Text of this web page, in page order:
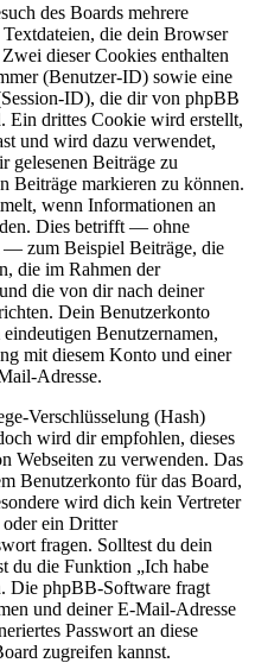
des Boards mehrere
die dein Browser
dieser Cookies enthalten
(Benutzer-ID) sowie eine
ID), die dir von phpBB
Ein drittes Cookie wird erstellt,
und wird dazu verwendet,
gelesenen Beiträge zu
Beiträge markieren zu können.
wenn Informationen an
Dies betrifft — ohne
zum Beispiel Beiträge, die
die im Rahmen der
die von dir nach deiner
Dein Benutzerkonto
Benutzernamen,
mit diesem Konto und einer
Adresse.
Verschlüsselung (Hash)
wird dir empfohlen, dieses
Webseiten zu verwenden. Das
Benutzerkonto für das Board,
wird dich kein Vertreter
ein Dritter
fragen. Solltest du dein
du die Funktion „Ich habe
Die phpBB-Software fragt
und deiner E-Mail-Adresse
Passwort an diese
zugreifen kannst.